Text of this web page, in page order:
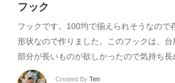
フック
フックです。100均で揃えられそうなので
形状なので作りました。このフックは、
部分が長いものが欲しかったので気持ち長
Created By Ten